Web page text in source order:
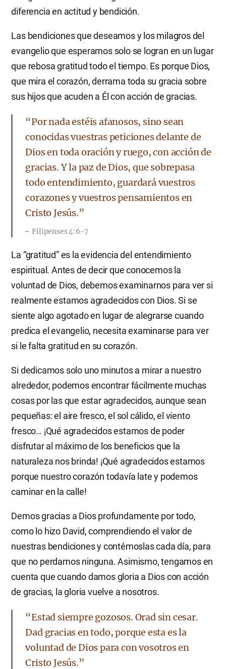
diferencia en actitud y bendición.
Las bendiciones que deseamos y los milagros del
evangelio que esperamos solo se logran en un lugar
que rebosa gratitud todo el tiempo. Es porque Dios,
que mira el corazón, derrama toda su gracia sobre
sus hijos que acuden a Él con acción de gracias.
“Por nada estéis afanosos, sino sean
conocidas vuestras peticiones delante de
Dios en toda oración y ruego, con acción de
gracias. Y la paz de Dios, que sobrepasa
todo entendimiento, guardará vuestros
corazones y vuestros pensamientos en
Cristo Jesús.”
Filipenses 4:6-7
La “gratitud” es la evidencia del entendimiento
espiritual. Antes de decir que conocemos la
voluntad de Dios, debemos examinarnos para ver si
realmente estamos agradecidos con Dios. Si se
siente algo agotado en lugar de alegrarse cuando
predica el evangelio, necesita examinarse para ver
si le falta gratitud en su corazón.
Si dedicamos solo uno minutos a mirar a nuestro
alrededor, podemos encontrar fácilmente muchas
cosas por las que estar agradecidos, aunque sean
pequeñas: el aire fresco, el sol cálido, el viento
fresco… ¡Qué agradecidos estamos de poder
disfrutar al máximo de los beneficios que la
naturaleza nos brinda! ¡Qué agradecidos estamos
porque nuestro corazón todavía late y podemos
caminar en la calle!
Demos gracias a Dios profundamente por todo,
como lo hizo David, comprendiendo el valor de
nuestras bendiciones y contémoslas cada día, para
que no perdamos ninguna. Asimismo, tengamos en
cuenta que cuando damos gloria a Dios con acción
de gracias, la gloria vuelve a nosotros.
“Estad siempre gozosos. Orad sin cesar.
Dad gracias en todo, porque esta es la
voluntad de Dios para con vosotros en
Cristo Jesús.”